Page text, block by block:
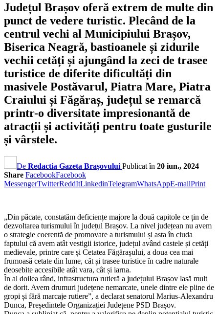
Județul Brașov oferă extrem de multe din
punct de vedere turistic. Plecând de la
centrul vechi al Municipiului Brașov,
Biserica Neagră, bastioanele și zidurile
vechii cetăți și ajungând la zeci de trasee
turistice de diferite dificultăți din
masivele Postăvarul, Piatra Mare, Piatra
Craiului și Făgăraș, județul se remarcă
printr-o diversitate impresionantă de
atracții și activități pentru toate gusturile
și vârstele.
De Redactia Gazeta Brașovului Publicat în 20 iun., 2024
Share FacebookFacebook
MessengerTwitterReddItLinkedinTelegramWhatsAppE-mailPrint
„Din păcate, constatăm deficiențe majore la două capitole ce țin de
dezvoltarea turismului în județul Brașov. La nivel județean nu avem
o strategie coerentă de promovare a turismului și asta în ciuda
faptului că avem atât vestigii istorice, județul având castele și cetăți
medievale, printre care și Cetatea Făgărașului, a doua cea mai
frumoasă cetate din lume, cât și trasee turistice în cadre naturale
deosebite accesibile atât vara, cât și iarna.
În al doilea rând, infrastructura rutieră a județului Brașov lasă mult
de dorit. Avem drumuri județene nemarcate, unele dintre ele pline de
gropi și fără marcaje rutiere”, a declarat senatorul Marius-Alexandru
Dunca, Președintele Organizației Județene PSD Brașov.